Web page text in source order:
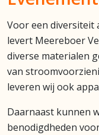
Voor een diversiteit
levert Meereboer
diverse materialen
van
leveren wij ook
Daarnaast kunnen
benodigdheden